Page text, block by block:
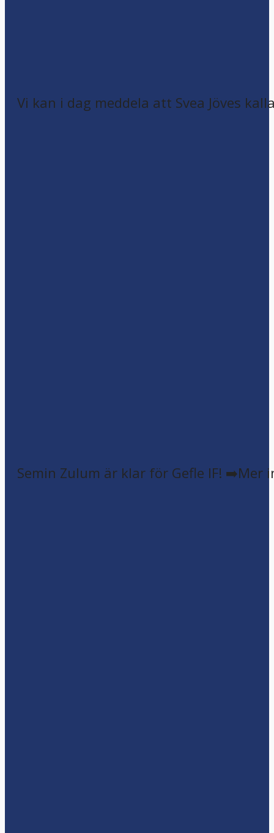
Vi kan i dag meddela att Svea Jöves
Semin Zulum är klar för Gefle IF! ➡️Mer